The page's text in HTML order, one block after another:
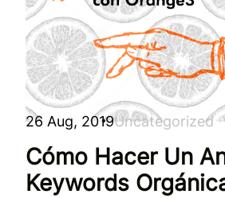
26 Aug, 2019Uncategorized
Cómo Hacer Un
Keywords